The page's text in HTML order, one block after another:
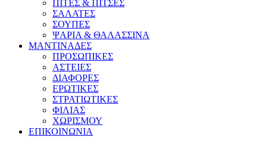
ΠΙΤΕΣ & ΠΙΤΣΕΣ
ΣΑΛΑΤΕΣ
ΣΟΥΠΕΣ
ΨΑΡΙΑ & ΘΑΛΑΣΣΙΝΑ
ΜΑΝΤΙΝΑΔΕΣ
ΠΡΟΣΩΠΙΚΕΣ
ΑΣΤΕΙΕΣ
ΔΙΑΦΟΡΕΣ
ΕΡΩΤΙΚΕΣ
ΣΤΡΑΤΙΩΤΙΚΕΣ
ΦΙΛΙΑΣ
ΧΩΡΙΣΜΟΥ
ΕΠΙΚΟΙΝΩΝΙΑ